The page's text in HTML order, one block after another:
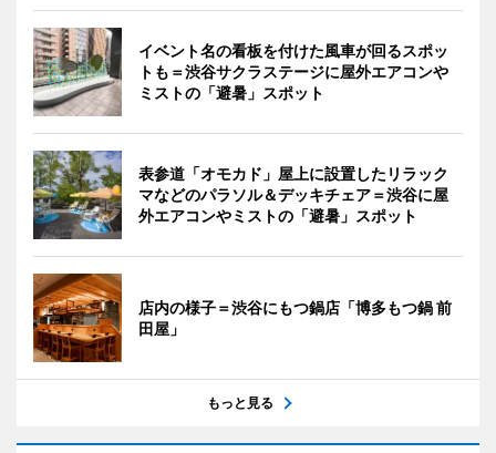
イベント名の看板を付けた風車が回るスポッ
トも＝渋谷サクラステージに屋外エアコンや
ミストの「避暑」スポット
表参道「オモカド」屋上に設置したリラック
マなどのパラソル＆デッキチェア＝渋谷に屋
外エアコンやミストの「避暑」スポット
店内の様子＝渋谷にもつ鍋店「博多もつ鍋 前
田屋」
もっと見る